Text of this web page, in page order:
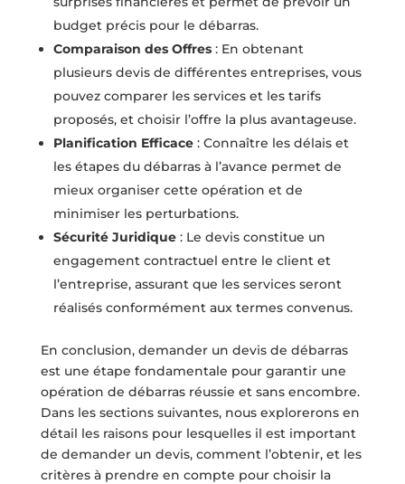
budget précis pour le débarras.
Comparaison des Offres: En obtenant
plusieurs devis de différentes entreprises, vous
pouvez comparer les services et les tarifs
proposés, et choisir l’offre la plus avantageuse.
Planification Efficace: Connaître les délais et
les étapes du débarras à l’avance permet de
mieux organiser cette opération et de
minimiser les perturbations.
Sécurité Juridique: Le devis constitue un
engagement contractuel entre le client et
l’entreprise, assurant que les services seront
réalisés conformément aux termes convenus.
En conclusion, demander un devis de débarras
est une étape fondamentale pour garantir une
opération de débarras réussie et sans encombre.
Dans les sections suivantes, nous explorerons en
détail les raisons pour lesquelles il est important
de demander un devis, comment l’obtenir, et les
critères à prendre en compte pour choisir la